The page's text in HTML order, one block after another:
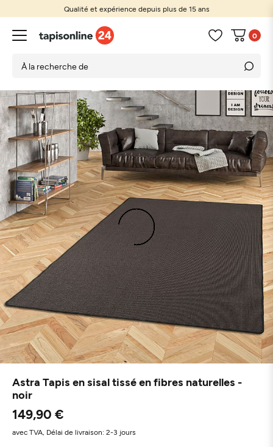
Qualité et expérience depuis plus de 15 ans
0
Astra Tapis en sisal tissé en fibres naturelles -
noir
149,90 €
avec TVA, Délai de livraison: 2-3 jours